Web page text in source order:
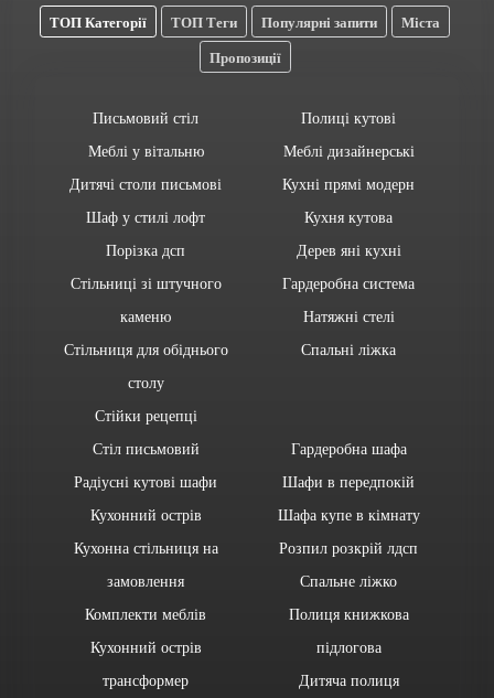
ТОП Категорії ТОП Теги Популярні запити
Міста
Пропозиції
Письмовий стіл
Меблі у вітальню
Дитячі столи письмові
Шаф у стилі лофт
Порізка дсп
Стільниці зі штучного
каменю
Стільниця для обіднього
столу
Стійки рецепці
Полиці кутові
Меблі дизайнерські
Кухні прямі модерн
Кухня кутова
Дерев яні кухні
Гардеробна система
Натяжні стелі
Спальні ліжка
Стіл письмовий
Радіусні кутові шафи
Кухонний острів
Кухонна стільниця на
замовлення
Комплекти меблів
Кухонний острів
трансформер
Гардеробна шафа
Шафи в передпокій
Шафа купе в кімнату
Розпил розкрій лдсп
Спальне ліжко
Полиця книжкова
підлогова
Дитяча полиця